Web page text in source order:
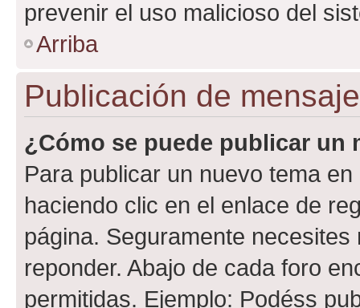
prevenir el uso malicioso del
Arriba
Publicación de
¿Cómo se puede publicar un
Para publicar un nuevo tema
haciendo clic en el enlace de
página. Seguramente
reponder. Abajo de cada foro
permitidas. Ejemplo: Podéss